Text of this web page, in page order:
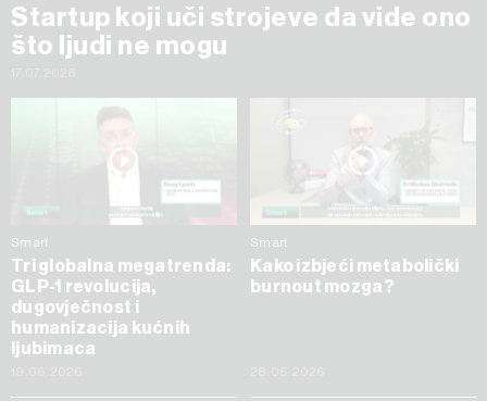
Startup koji uči strojeve da vide ono
što ljudi ne mogu
Smart
Tri globalna megatrenda:
GLP-1 revolucija,
dugovječnost i
humanizacija kućnih
ljubimaca
Smart
Kako izbjeći metabolički
burnout mozga?